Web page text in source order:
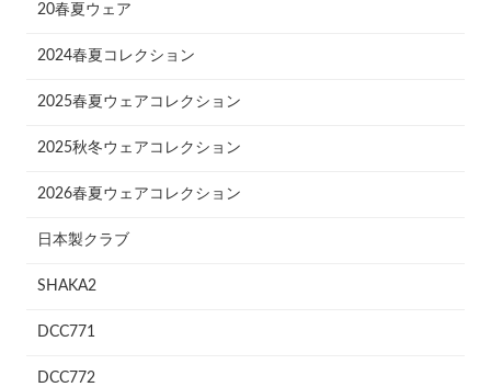
20春夏ウェア
2024春夏コレクション
2025春夏ウェアコレクション
2025秋冬ウェアコレクション
2026春夏ウェアコレクション
日本製クラブ
SHAKA2
DCC771
DCC772